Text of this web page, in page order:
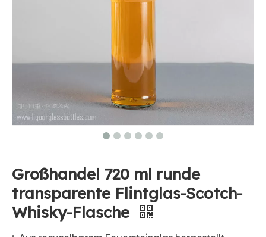
Großhandel 720 ml runde
transparente Flintglas-Scotch-
Whisky-Flasche